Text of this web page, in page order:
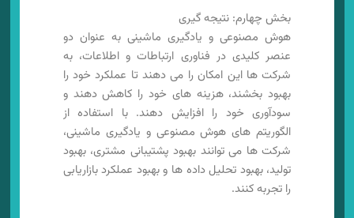
بخش چهارم: نتیجه گیری
هوش مصنوعی و یادگیری ماشینی به عنوان دو
عنصر کلیدی در فناوری ارتباطات و اطلاعات، به
شرکت ها این امکان را می دهند تا عملکرد خود را
بهبود بخشند، هزینه های خود را کاهش دهند و
سودآوری خود را افزایش دهند. با استفاده از
الگوریتم های هوش مصنوعی و یادگیری ماشینی،
شرکت ها می توانند بهبود پشتیبانی مشتری، بهبود
تولید، بهبود تحلیل داده ها و بهبود عملکرد بازاریابی
را تجربه کنند.